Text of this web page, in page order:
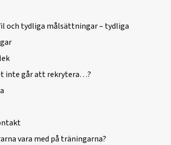
och tydliga målsättningar – tydliga
inte går att rekrytera…?
vara med på träningarna?